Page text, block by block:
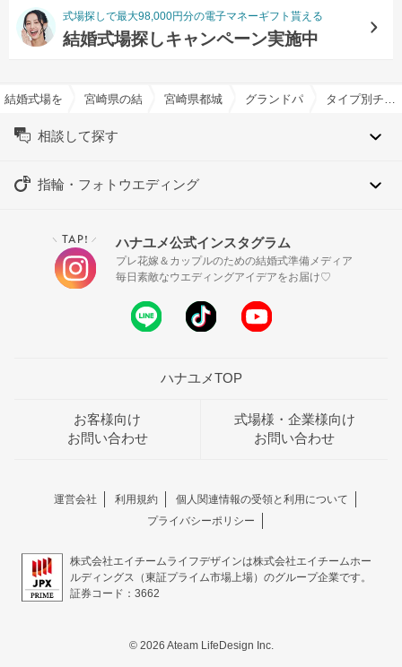
式場探しで最大98,000円分の電子マネーギフト貰える
結婚式場探しキャンペーン実施中
結婚式場を探すならハナユメ
宮崎県の結婚式場一覧宮崎県都城市の結婚式場一覧グランドパティオ都城で結婚
相談して探す
指輪・フォトウエディング
＼ TAP! ／ ハナユメ公式インスタグラム
プレ花嫁＆カップルのための結婚式準備メディア
毎日素敵なウエディングアイデアをお届け♡
ハナユメTOP
お客様向け
お問い合わせ
式場様・企業様向け
お問い合わせ
運営会社 利用規約
個人関連情報の受領と利用について
プライバシーポリシー
株式会社エイチームライフデザインは株式会社エイチームホー
ルディングス（東証プライム市場上場）のグループ企業です。
証券コード：3662
© 2026 Ateam LifeDesign Inc.